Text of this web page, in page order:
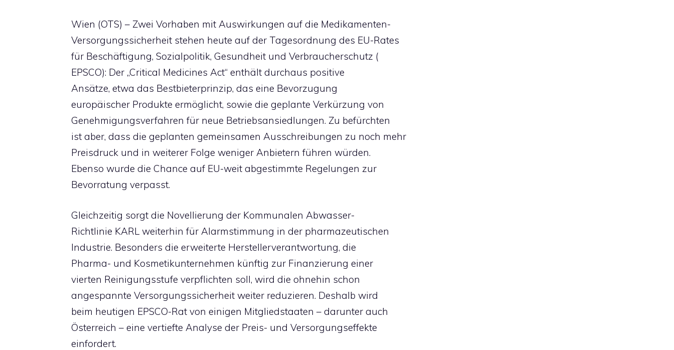
Wien (OTS) – Zwei Vorhaben mit Auswirkungen auf die Medikamenten-
Versorgungssicherheit stehen heute auf der Tagesordnung des EU-Rates
für Beschäftigung, Sozialpolitik, Gesundheit und Verbraucherschutz (
EPSCO): Der „Critical Medicines Act“ enthält durchaus positive
Ansätze, etwa das Bestbieterprinzip, das eine Bevorzugung
europäischer Produkte ermöglicht, sowie die geplante Verkürzung von
Genehmigungsverfahren für neue Betriebsansiedlungen. Zu befürchten
ist aber, dass die geplanten gemeinsamen Ausschreibungen zu noch mehr
Preisdruck und in weiterer Folge weniger Anbietern führen würden.
Ebenso wurde die Chance auf EU-weit abgestimmte Regelungen zur
Bevorratung verpasst.
Gleichzeitig sorgt die Novellierung der Kommunalen Abwasser-
Richtlinie KARL weiterhin für Alarmstimmung in der pharmazeutischen
Industrie. Besonders die erweiterte Herstellerverantwortung, die
Pharma- und Kosmetikunternehmen künftig zur Finanzierung einer
vierten Reinigungsstufe verpflichten soll, wird die ohnehin schon
angespannte Versorgungssicherheit weiter reduzieren. Deshalb wird
beim heutigen EPSCO-Rat von einigen Mitgliedstaaten – darunter auch
Österreich – eine vertiefte Analyse der Preis- und Versorgungseffekte
einfordert.